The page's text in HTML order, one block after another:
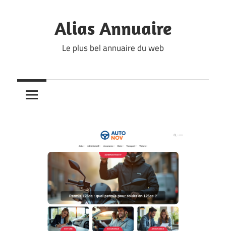
Alias Annuaire
Le plus bel annuaire du web